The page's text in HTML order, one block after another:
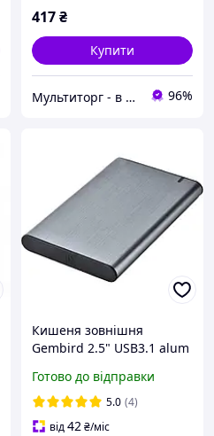
417₴
Купити
Мультиторг - в нас вигідно і надійно. 96%
Кишеня зовнішня
Gembird 2.5" USB3.1 alum
Готово до відправки
5.0 (4)
від42₴/міс